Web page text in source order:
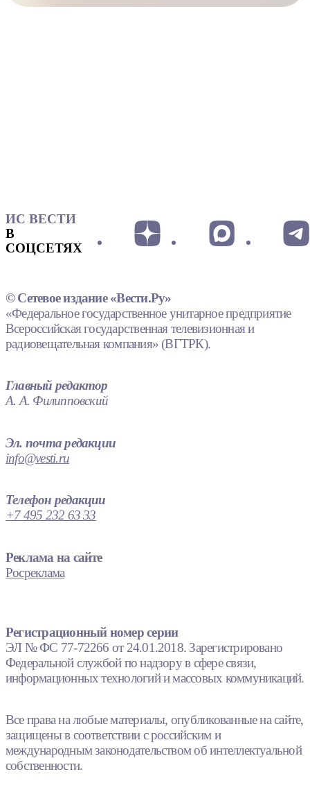
ИС ВЕСТИ
В
СОЦСЕТЯХ
© Сетевое издание «Вести.Ру»
«Федеральное государственное унитарное предприятие
Всероссийская государственная телевизионная и
радиовещательная компания» (ВГТРК).
Главный редактор
А. А. Филипповский
Эл. почта редакции
info@vesti.ru
Телефон редакции
+7 495 232 63 33
Реклама на сайте
Росреклама
Регистрационный номер серии
ЭЛ № ФС 77-72266 от 24.01.2018. Зарегистрировано
Федеральной службой по надзору в сфере связи,
информационных технологий и массовых коммуникаций.
Все права на любые материалы, опубликованные на сайте,
защищены в соответствии с российским и
международным законодательством об интеллектуальной
собственности.